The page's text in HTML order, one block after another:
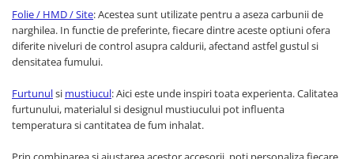
Folie / HMD / Site: Acestea sunt utilizate pentru a aseza carbunii de
narghilea. In functie de preferinte, fiecare dintre aceste optiuni ofera
diferite niveluri de control asupra caldurii, afectand astfel gustul si
densitatea fumului.
Furtunulsi mustiucul: Aici este unde inspiri toata experienta. Calitatea
furtunului, materialul si designul mustiucului pot influenta
temperatura si cantitatea de fum inhalat.